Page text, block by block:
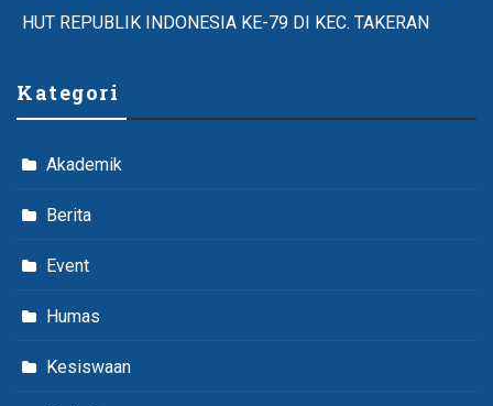
HUT REPUBLIK INDONESIA KE-79 DI KEC. TAKERAN
Kategori
Akademik
Berita
Event
Humas
Kesiswaan